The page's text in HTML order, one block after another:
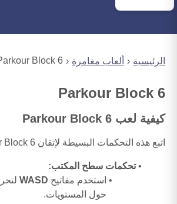
الرئيسية ألعاب مغامرة Block 6
Parkour Block 6
كيفية لعب Parkour Block 6
اتبع هذه التحكمات البسيطة لإتقان Parkour Block 6:
تحكمات سطح المكتب:
استخدم مفاتيح WASD
حول المستويات.